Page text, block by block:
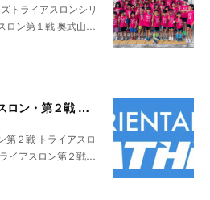
トライアスロンシリ
ロン第１戦 奥武山…
2026 沖縄キッズトライアスロン・第２戦 リザルト
第２戦 トライアスロ
イアスロン第２戦…